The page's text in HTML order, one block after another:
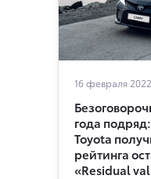
16 февраля 2022
года
Toyota
рейтинга
«Residual